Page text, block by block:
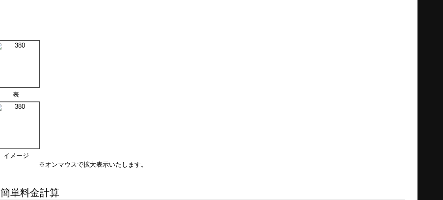
表
イメージ
※オンマウスで拡大表示いたします。
簡単料金計算